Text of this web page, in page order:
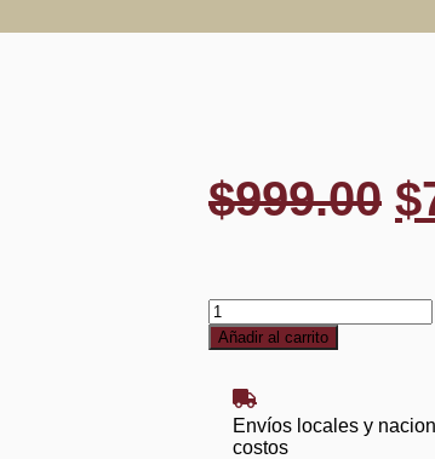
$999.00 $
Añadir al carrito
Envíos locales y
costos